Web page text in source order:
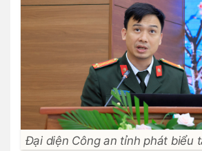
Đại diện Công an tỉnh phát biểu